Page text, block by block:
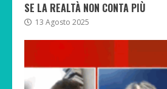
SE LA REALTÀ NON CONTA PIÙ
13 Agosto 2025